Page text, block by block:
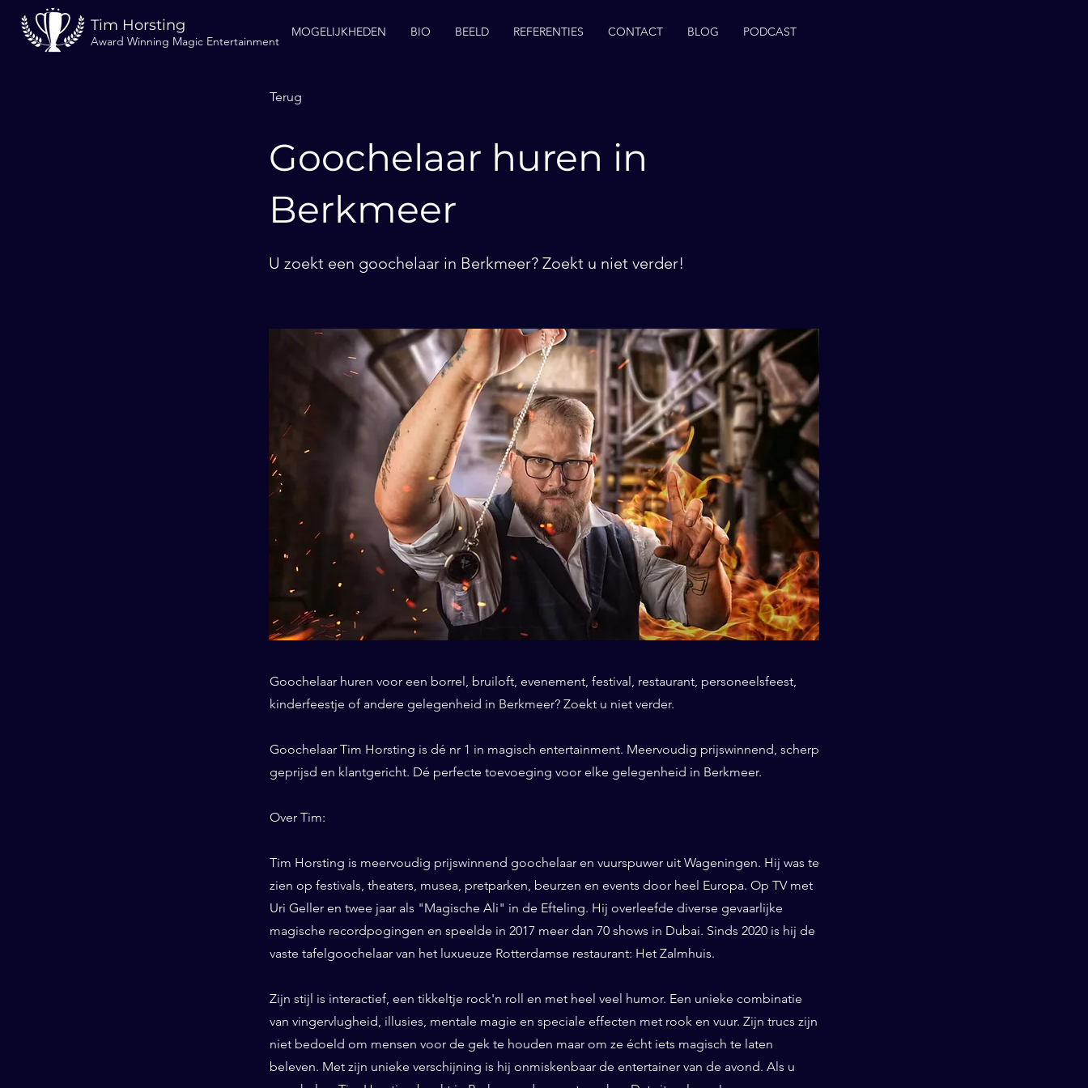
Tim Horsting
Award Winning Magic Entertainment
MOGELIJKHEDEN BIO BEELD REFERENTIES CONTACT BLOG PODCAST
Terug
Goochelaar huren in
Berkmeer
U zoekt een goochelaar in Berkmeer? Zoekt u niet verder!
Goochelaar huren voor een borrel, bruiloft, evenement, festival, restaurant, personeelsfeest,
kinderfeestje of andere gelegenheid in Berkmeer? Zoekt u niet verder.
Goochelaar Tim Horsting is dé nr 1 in magisch entertainment. Meervoudig prijswinnend, scherp
geprijsd en klantgericht. Dé perfecte toevoeging voor elke gelegenheid in Berkmeer.
Over Tim:
Tim Horsting is meervoudig prijswinnend goochelaar en vuurspuwer uit Wageningen. Hij was te
zien op festivals, theaters, musea, pretparken, beurzen en events door heel Europa. Op TV met
Uri Geller en twee jaar als "Magische Ali" in de Efteling. Hij overleefde diverse gevaarlijke
magische recordpogingen en speelde in 2017 meer dan 70 shows in Dubai. Sinds 2020 is hij de
vaste tafelgoochelaar van het luxueuze Rotterdamse restaurant: Het Zalmhuis.
Zijn stijl is interactief, een tikkeltje rock'n roll en met heel veel humor. Een unieke combinatie
van vingervlugheid, illusies, mentale magie en speciale effecten met rook en vuur. Zijn trucs zijn
niet bedoeld om mensen voor de gek te houden maar om ze écht iets magisch te laten
beleven. Met zijn unieke verschijning is hij onmiskenbaar de entertainer van de avond. Als u